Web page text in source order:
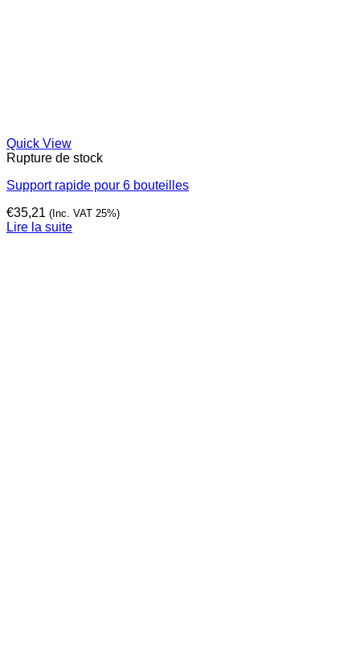
Quick View
Rupture de stock
Support rapide pour 6 bouteilles
€35,21 (Inc. VAT 25%)
Lire la suite